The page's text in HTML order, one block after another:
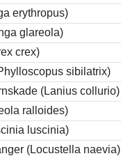
erythropus)
glareola)
crex)
sibilatrix)
(Lanius collurio)
ralloides)
luscinia)
(Locustella naevia)